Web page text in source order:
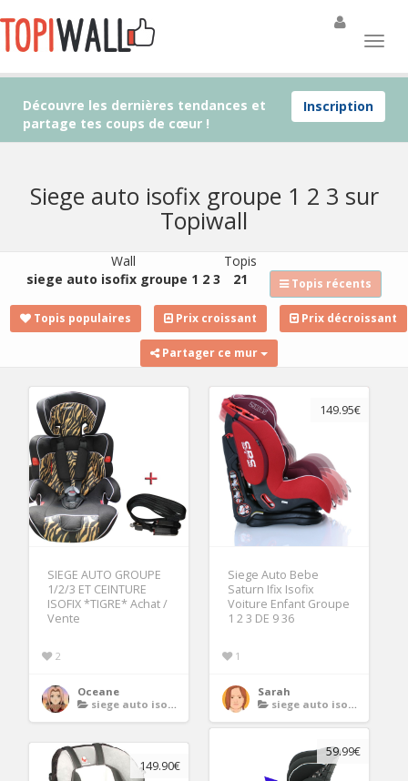
Inscription
Découvre les dernières tendances et
partage tes coups de cœur !
Siege auto isofix groupe 1 2 3 sur
Topiwall
Wall
siege auto isofix groupe 1 2 3
Topis
21
Topis récents
Topis populaires Prix croissant Prix décroissant
Partager ce mur
SIEGE AUTO GROUPE
1/2/3 ET CEINTURE
ISOFIX *TIGRE* Achat /
Vente
2
Oceane
siege auto isofix groupe 1 2 3
149.95€
Siege Auto Bebe
Saturn Ifix Isofix
Voiture Enfant Groupe
1 2 3 DE 9 36
1
Sarah
siege auto isofix groupe 1 2 3
59.99€
149.90€